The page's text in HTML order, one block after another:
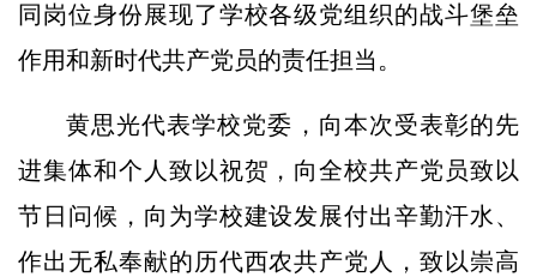
同岗位身份展现了学校各级党组织的战斗堡垒
作用和新时代共产党员的责任担当。
黄思光代表学校党委，向本次受表彰的先
进集体和个人致以祝贺，向全校共产党员致以
节日问候，向为学校建设发展付出辛勤汗水、
作出无私奉献的历代西农共产党人，致以崇高